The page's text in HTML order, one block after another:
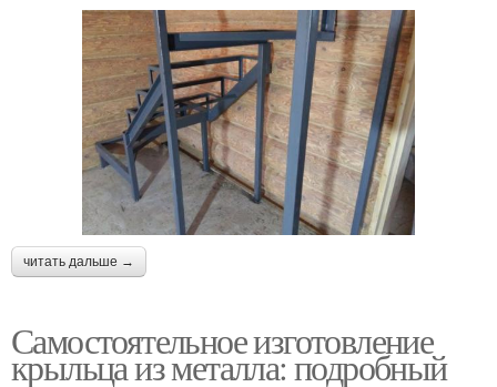
читать дальше →
Самостоятельное изготовление
крыльца из металла: подробный